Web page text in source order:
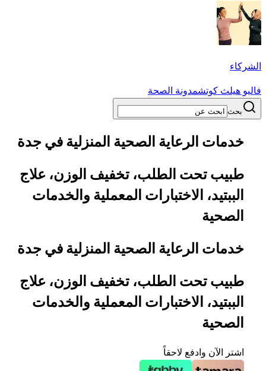
الشركاء
فاليو هيلث كوتشمدونة الصحة
بحث
خدمات الرعاية الصحية المنزلية في جدة
طبيب تحت الطلب، تخفيف الوزن، علاج
الببتيد، الاختبارات المعملية والخدمات
الصحية
خدمات الرعاية الصحية المنزلية في جدة
طبيب تحت الطلب، تخفيف الوزن، علاج
الببتيد، الاختبارات المعملية والخدمات
الصحية
اشتر الآن وادفع لاحقاً